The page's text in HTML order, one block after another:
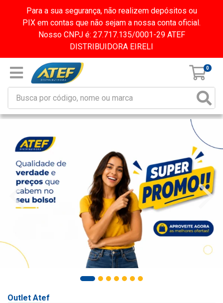
Para a sua segurança, não realizem depósitos ou
PIX em contas que não sejam a nossa conta oficial.
Nosso CNPJ é: 27.717.135/0001-29 ATEF
DISTRIBUIDORA EIRELI
0
Outlet Atef